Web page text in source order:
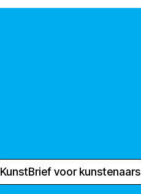
KunstBrief voor kunstenaars